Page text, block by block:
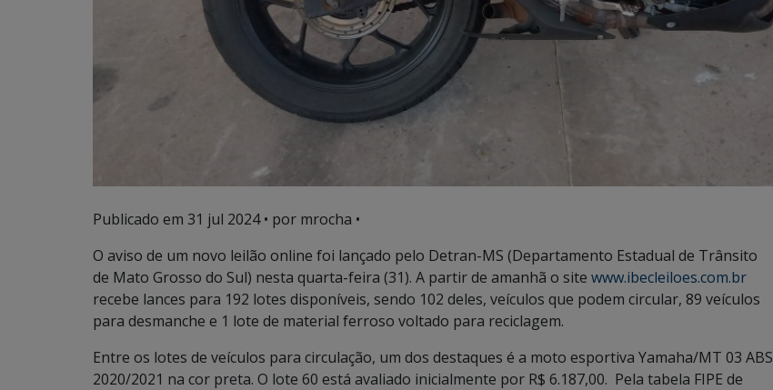
Publicado em 31 jul 2024• por mrocha •
O aviso de um novo leilão online foi lançado pelo Detran-MS (Departamento Estadual de Trânsito
de Mato Grosso do Sul) nesta quarta-feira (31). A partir de amanhã o site www.ibecleiloes.com.br
recebe lances para 192 lotes disponíveis, sendo 102 deles, veículos que podem circular, 89 veículos
para desmanche e 1 lote de material ferroso voltado para reciclagem.
Entre os lotes de veículos para circulação, um dos destaques é a moto esportiva Yamaha/MT 03 ABS
2020/2021 na cor preta. O lote 60 está avaliado inicialmente por R$ 6.187,00. Pela tabela FIPE de